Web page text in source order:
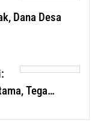
Dana Desa
Tega…